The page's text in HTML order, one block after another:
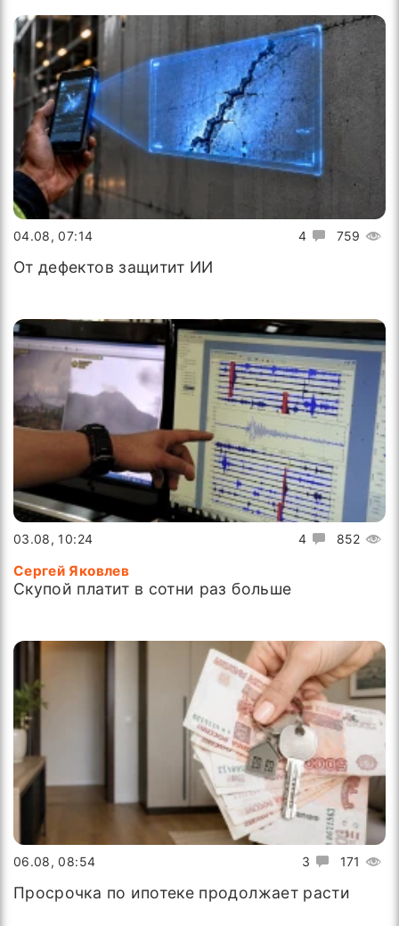
4 759
04.08, 07:14
От дефектов защитит ИИ
4 852
03.08, 10:24
Сергей Яковлев
Скупой платит в сотни раз больше
3 171
06.08, 08:54
Просрочка по ипотеке продолжает расти